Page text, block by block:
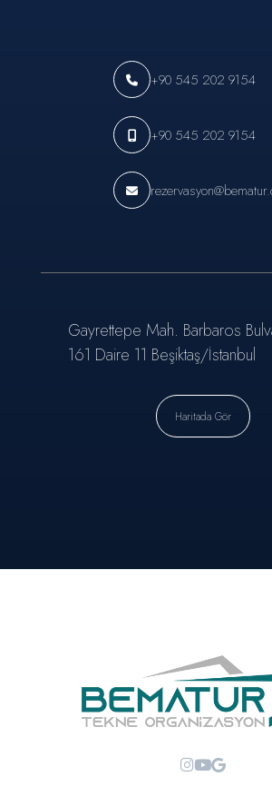
+90 545 202 9154
+90 545 202 9154
Gayrettepe Mah. Barbaros
161 Daire 11 Beşiktaş/İstanbul
Haritada Gör